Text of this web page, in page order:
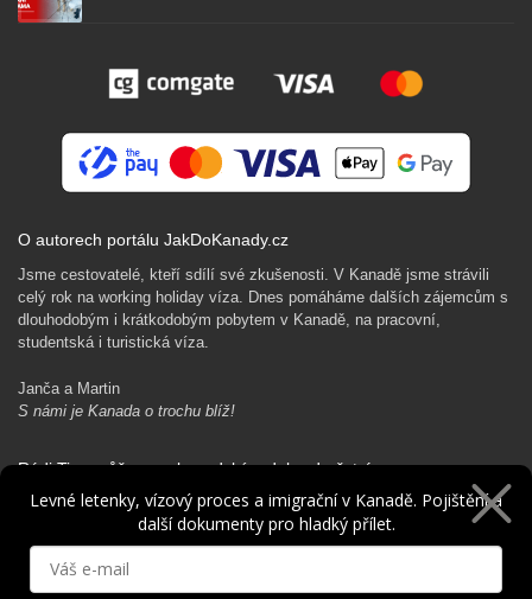
O autorech portálu JakDoKanady.cz
Jsme cestovatelé, kteří sdílí své zkušenosti. V Kanadě jsme strávili
celý rok na working holiday víza. Dnes pomáháme dalších zájemcům s
dlouhodobým i krátkodobým pobytem v Kanadě, na pracovní,
studentská i turistická víza.
Janča a Martin
S námi je Kanada o trochu blíž!
Rádi Ti pomůžeme s kanadským dobrodružstvím…
Levné letenky, vízový proces a imigrační v Kanadě. Pojištění a
další dokumenty pro hladký přílet.